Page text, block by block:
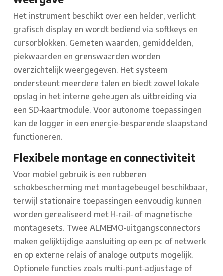
Het instrument beschikt over een helder, verlicht
grafisch display en wordt bediend via softkeys en
cursorblokken. Gemeten waarden, gemiddelden,
piekwaarden en grenswaarden worden
overzichtelijk weergegeven. Het systeem
ondersteunt meerdere talen en biedt zowel lokale
opslag in het interne geheugen als uitbreiding via
een SD‑kaartmodule. Voor autonome toepassingen
kan de logger in een energie‑besparende slaapstand
functioneren.
Flexibele montage en connectiviteit
Voor mobiel gebruik is een rubberen
schokbescherming met montagebeugel beschikbaar,
terwijl stationaire toepassingen eenvoudig kunnen
worden gerealiseerd met H‑rail‑ of magnetische
montagesets. Twee ALMEMO‑uitgangsconnectors
maken gelijktijdige aansluiting op een pc of netwerk
en op externe relais of analoge outputs mogelijk.
Optionele functies zoals multi‑punt‑adjustage of